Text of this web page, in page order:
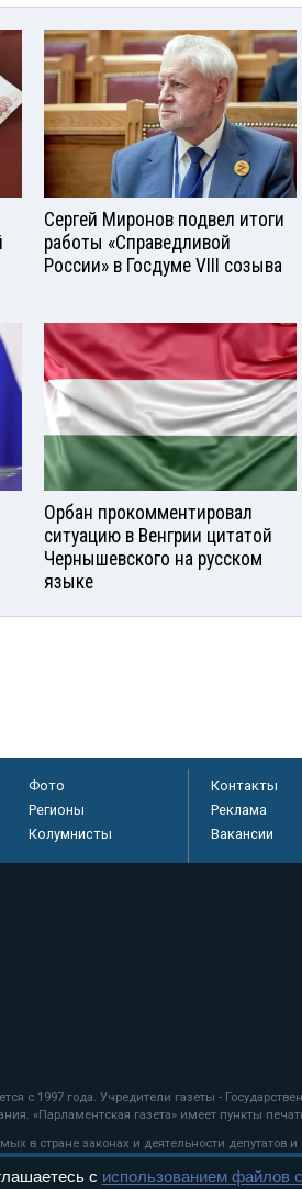
Сергей Миронов подвел итоги
работы «Справедливой
России» в Госдуме VIII созыва
Орбан прокомментировал
ситуацию в Венгрии цитатой
Чернышевского на русском
языке
Фото
Регионы
Колумнисты
Контакты
Реклама
Вакансии
с 1997 года. Учредители газеты -
«Парламентская газета» имеет пункты
в стране законах и деятельности депутатов
с использованием файлов